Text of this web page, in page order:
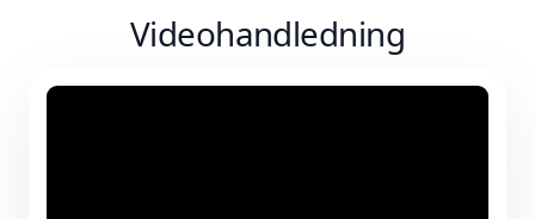
Videohandledning